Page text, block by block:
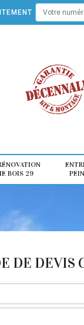
BOIS 29
DE DEVIS